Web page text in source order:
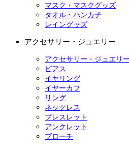
マスク・マスクグッズ
タオル・ハンカチ
レイングッズ
アクセサリー・ジュエリー
アクセサリー・ジュエリ
ピアス
イヤリング
イヤーカフ
リング
ネックレス
ブレスレット
アンクレット
ブローチ